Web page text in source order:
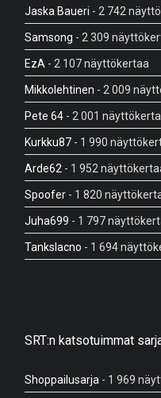
Jaska Baueri - 2 742
Samsong - 2 309
EzA - 2 107 näyttökertaa
Mikkolehtinen - 2 009
Pete 64- 2 001
Kurkku87- 1 990
Arde62 - 1 952
Spoofer- 1 820
Juha699 - 1 797
Tankslacno - 1 694
SRT:n katsotuimmat
Shoppailusarja - 1 969